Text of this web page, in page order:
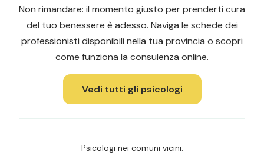
Non rimandare: il momento giusto per prenderti cura
del tuo benessere è adesso. Naviga le schede dei
professionisti disponibili nella tua provincia o scopri
come funziona la consulenza online.
Vedi tutti gli psicologi
Psicologi nei comuni vicini: